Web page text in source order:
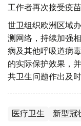
工作者再次接受疫苗
世卫组织欧洲区域
测网络，持续加强
病及其他呼吸道病
的实际保护效果，
共卫生问题作出及时
医疗卫生 新型冠